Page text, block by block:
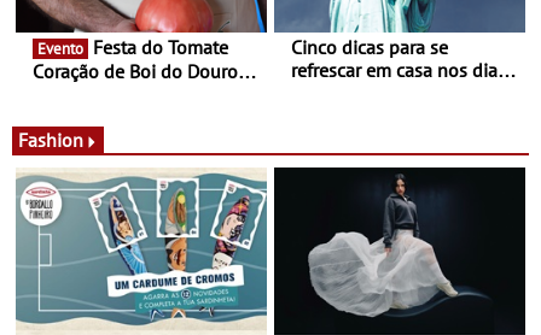
Evento
Coração de Boi do Douro -
Cinco dicas para se
refrescar em casa nos dias
Fashion